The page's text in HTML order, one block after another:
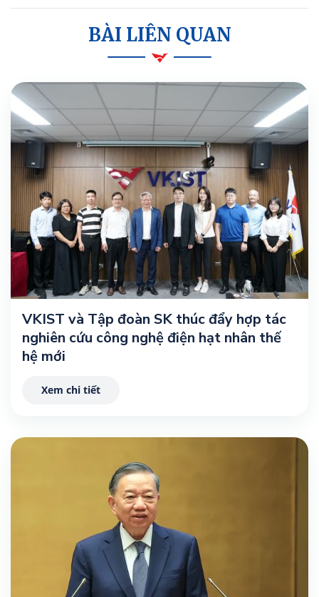
BÀI LIÊN QUAN
VKIST và Tập đoàn SK thúc đẩy hợp tác
nghiên cứu công nghệ điện hạt nhân thế
hệ mới
Xem chi tiết